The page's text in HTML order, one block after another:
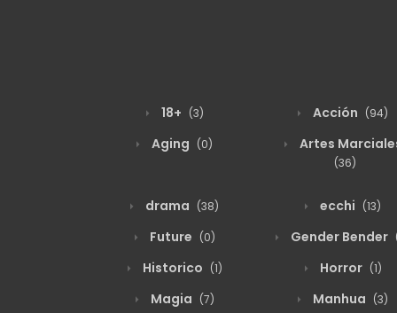
18+ (3) Acción (94)
Aging (0) Artes
(36)
drama (38) ecchi (13)
Future (0) Gender Bender
Historico (1) Horror (1)
Magia (7) Manhua (3)